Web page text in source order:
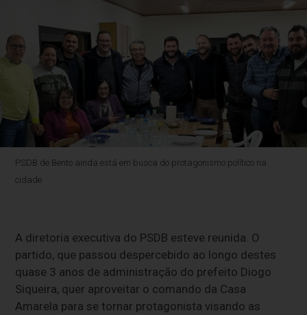
PSDB de Bento ainda está em busca do protagonismo político na
cidade
A diretoria executiva do PSDB esteve reunida. O
partido, que passou despercebido ao longo destes
quase 3 anos de administração do prefeito Diogo
Siqueira, quer aproveitar o comando da Casa
Amarela para se tornar protagonista visando as